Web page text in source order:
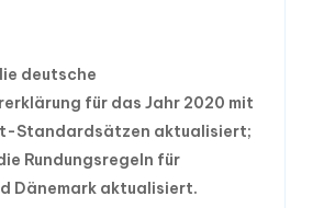
deutsche
für das Jahr 2020 mit
Standardsätzen aktualisiert;
Rundungsregeln für
Dänemark aktualisiert.